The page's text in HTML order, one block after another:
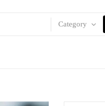
Category